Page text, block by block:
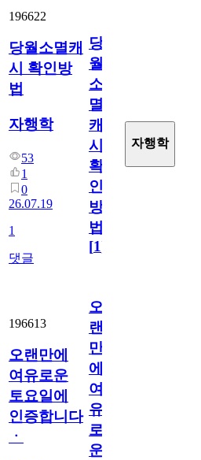
196622
당월소멸캐
시 확인방
법
자행학
53
1
0
26.07.19
1
댓글
당
월
소
멸
캐
시
확
인
방
법
[1]
자행학
196613
오랜만에
여유로운
토요일에
인증합니다
ㆍ
오
랜
만
에
여
유
로
운